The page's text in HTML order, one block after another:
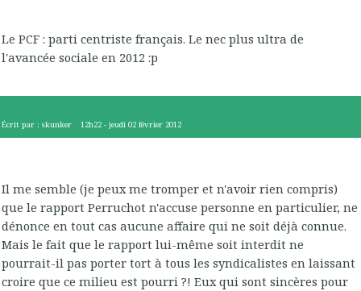
Le PCF : parti centriste français. Le nec plus ultra de
l'avancée sociale en 2012 :p
Écrit par : skunker 12h22 -jeudi 02 février 2012
Il me semble (je peux me tromper et n'avoir rien compris)
que le rapport Perruchot n'accuse personne en particulier, ne
dénonce en tout cas aucune affaire qui ne soit déjà connue.
Mais le fait que le rapport lui-même soit interdit ne
pourrait-il pas porter tort à tous les syndicalistes en laissant
croire que ce milieu est pourri ?! Eux qui sont sincères pour